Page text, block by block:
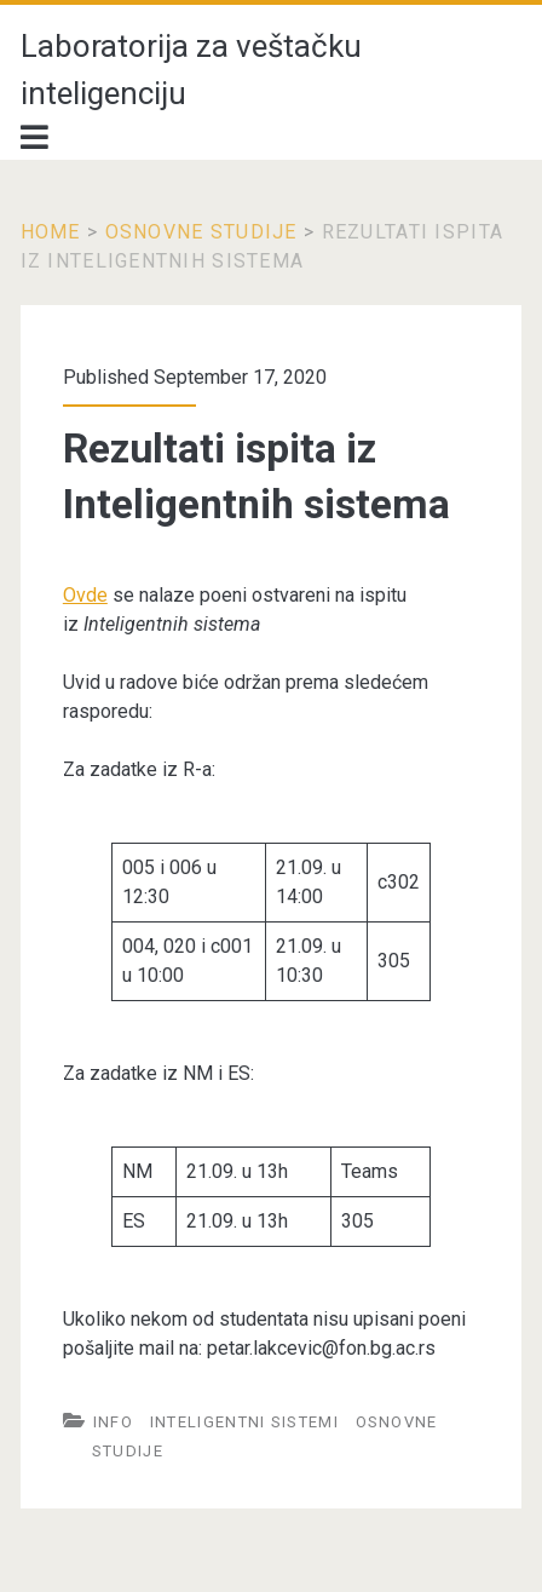
Laboratorija za veštačku
inteligenciju
HOME > OSNOVNE STUDIJE > REZULTATI ISPITA
IZ INTELIGENTNIH SISTEMA
Published September 17, 2020
Rezultati ispita iz
Inteligentnih sistema
Ovdese nalaze poeni ostvareni na ispitu
iz Inteligentnih sistema
Uvid u radove biće održan prema sledećem
rasporedu:
Za zadatke iz R-a:
005 i 006 u
12:30
21.09. u
14:00
c302
004, 020 i c001
u 10:00
21.09. u
10:30
305
Za zadatke iz NM i ES:
NM 21.09. u 13h Teams
ES 21.09. u 13h 305
Ukoliko nekom od studentata nisu upisani poeni
pošaljite mail na: petar.lakcevic@fon.bg.ac.rs
INFO INTELIGENTNI SISTEMI
OSNOVNE
STUDIJE